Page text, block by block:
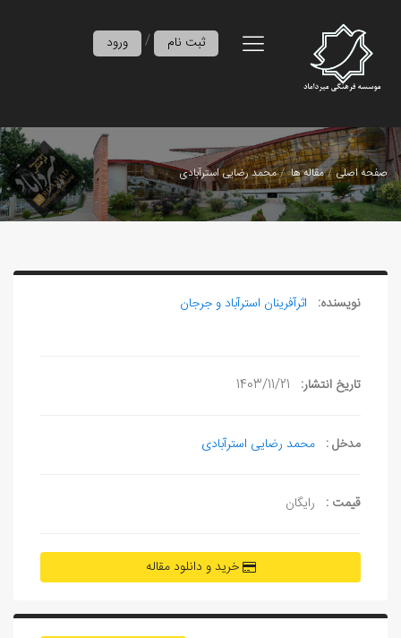
ورود / ثبت نام
صفحه اصلی مقاله ها محمد رضایی استرآبادی
نویسنده: اثرآفرينان استرآباد و جرجان
تاریخ انتشار: 1403/11/21
مدخل : محمد رضایی استرآبادی
قیمت : رایگان
خرید و دانلود مقاله